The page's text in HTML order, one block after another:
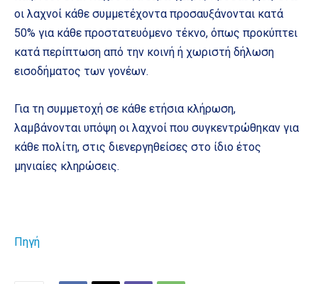
οι λαχνοί κάθε συμμετέχοντα προσαυξάνονται κατά
50% για κάθε προστατευόμενο τέκνο, όπως προκύπτει
κατά περίπτωση από την κοινή ή χωριστή δήλωση
εισοδήματος των γονέων.
Για τη συμμετοχή σε κάθε ετήσια κλήρωση,
λαμβάνονται υπόψη οι λαχνοί που συγκεντρώθηκαν για
κάθε πολίτη, στις διενεργηθείσες στο ίδιο έτος
μηνιαίες κληρώσεις.
Πηγή